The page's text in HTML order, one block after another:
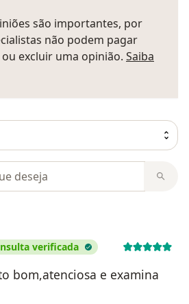
são importantes, por
não podem pagar
excluir uma opinião. Saiba
verificada
bom,atenciosa e examina